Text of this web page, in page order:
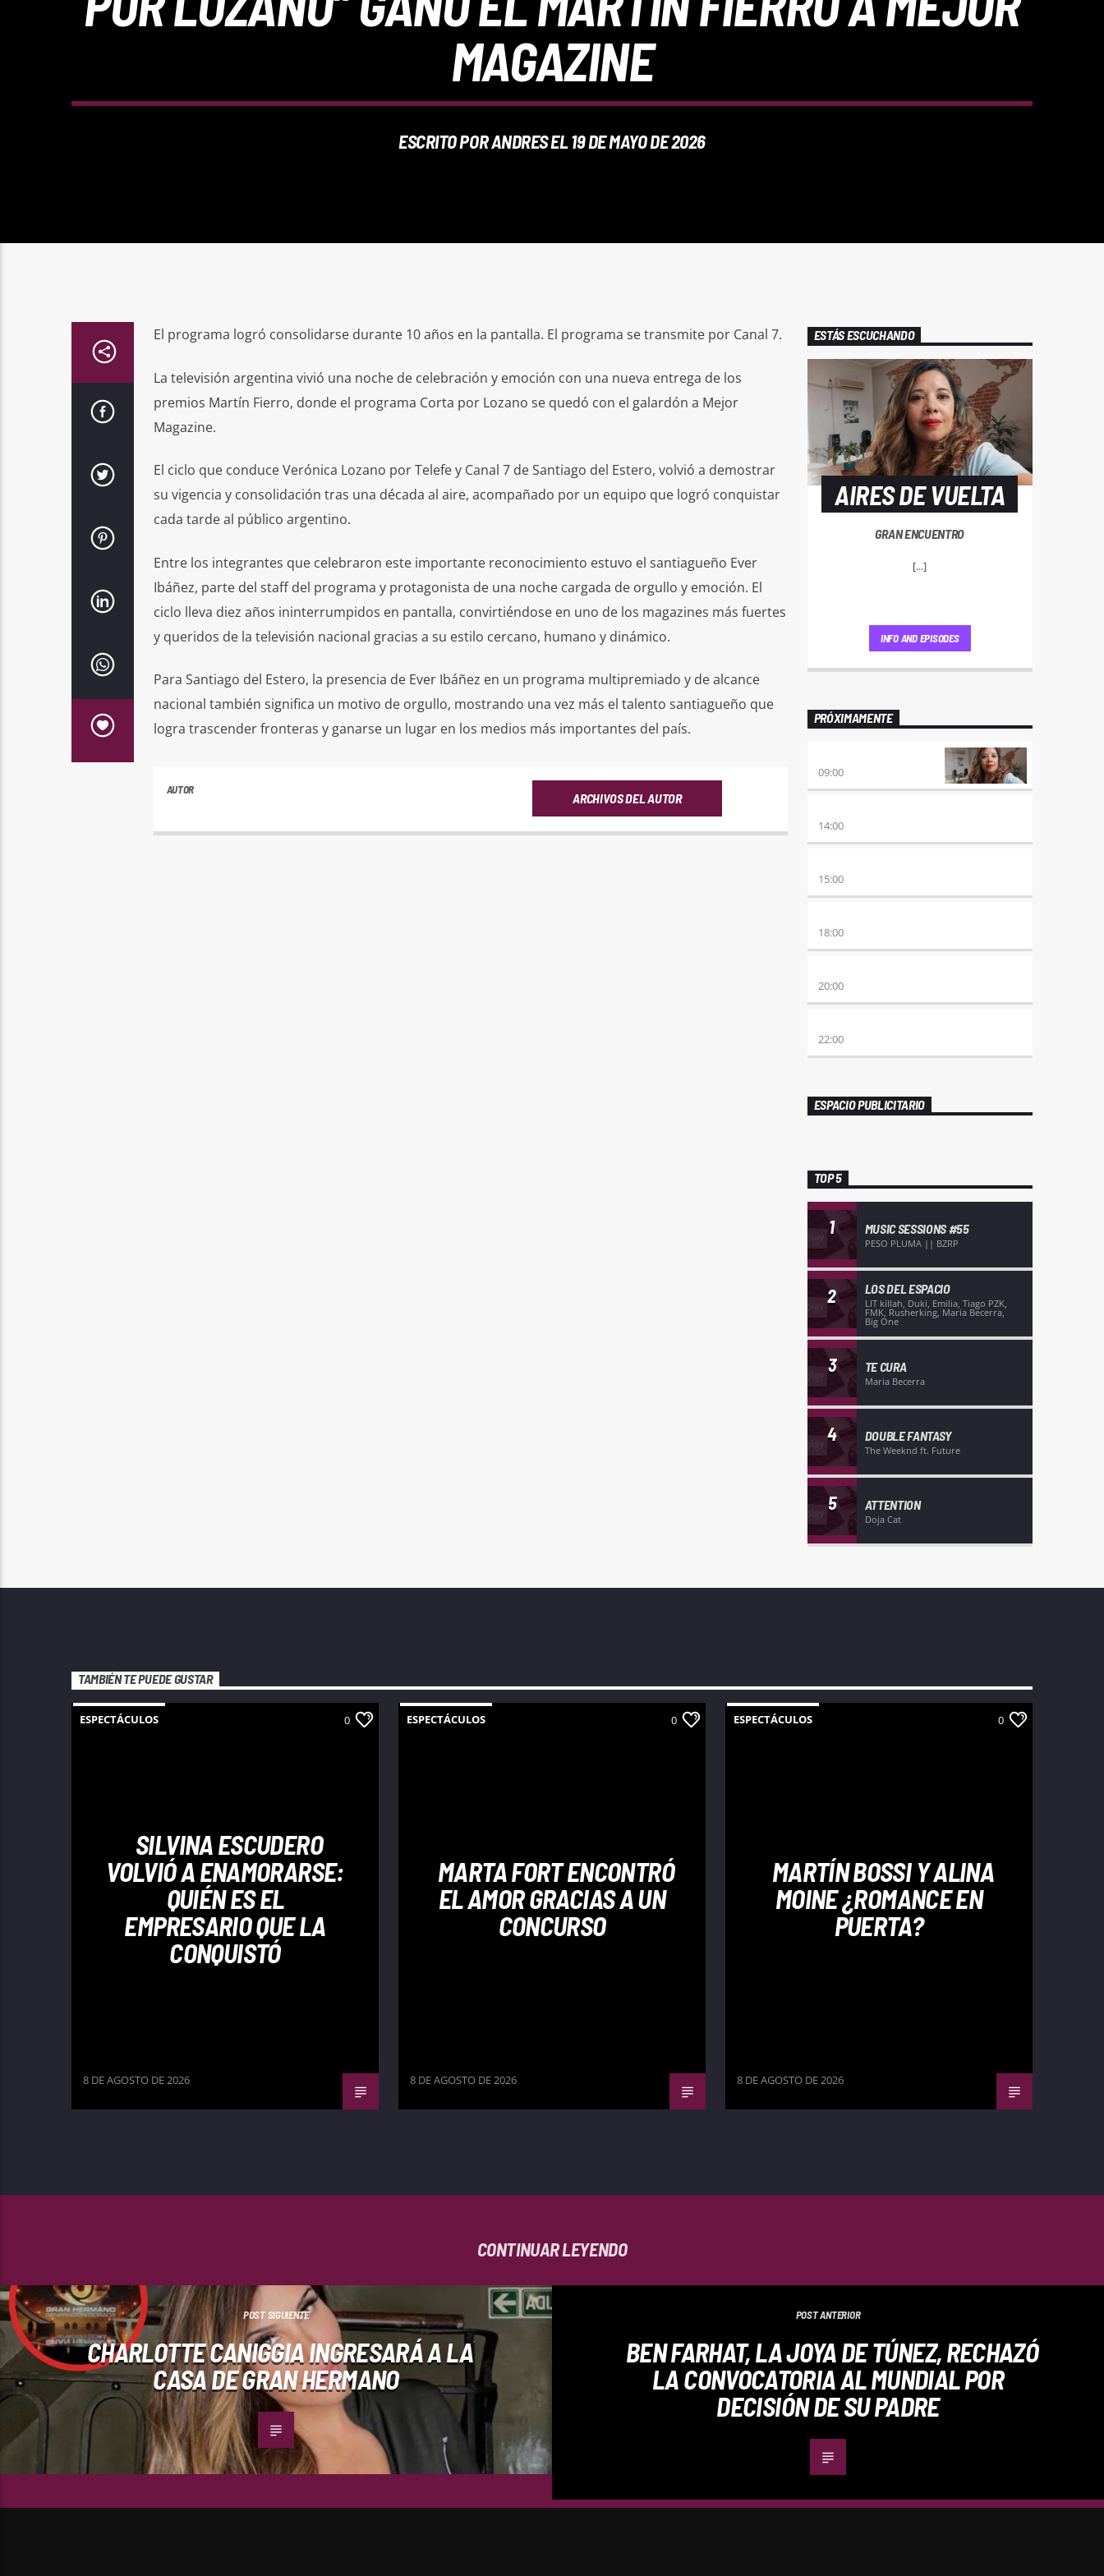
MAGAZINE
ESCRITO PORANDRESEL 19 DE MAYO DE 2026
El programa logró consolidarse durante 10 años en la pantalla. El programa se transmite por Canal 7.
La televisión argentina vivió una noche de celebración y emoción con una nueva entrega de los
premios Martín Fierro, donde el programa Corta por Lozano se quedó con el galardón a Mejor
Magazine.
El ciclo que conduce Verónica Lozano por Telefe y Canal 7 de Santiago del Estero, volvió a demostrar
su vigencia y consolidación tras una década al aire, acompañado por un equipo que logró conquistar
cada tarde al público argentino.
Entre los integrantes que celebraron este importante reconocimiento estuvo el santiagueño Ever
Ibáñez, parte del staff del programa y protagonista de una noche cargada de orgullo y emoción. El
ciclo lleva diez años ininterrumpidos en pantalla, convirtiéndose en uno de los magazines más fuertes
y queridos de la televisión nacional gracias a su estilo cercano, humano y dinámico.
Para Santiago del Estero, la presencia de Ever Ibáñez en un programa multipremiado y de alcance
nacional también significa un motivo de orgullo, mostrando una vez más el talento santiagueño que
logra trascender fronteras y ganarse un lugar en los medios más importantes del país.
AUTOR
ARCHIVOS DEL AUTOR
ESTÁS ESCUCHANDO
AIRES DE VUELTA
GRAN ENCUENTRO
[...]
INFO AND EPISODES
PRÓXIMAMENTE
09:00
14:00
15:00
18:00
20:00
22:00
ESPACIO PUBLICITARIO
TOP 5
1 MUSIC SESSIONS #55
PESO PLUMA || BZRP
2 LOS DEL ESPACIO
LIT killah, Duki, Emilia, Tiago PZK,
FMK, Rusherking, Maria Becerra,
Big One
3 TE CURA
Maria Becerra
4 DOUBLE FANTASY
The Weeknd ft. Future
5 ATTENTION
Doja Cat
TAMBIÉN TE PUEDE GUSTAR
ESPECTÁCULOS 0
SILVINA ESCUDERO
VOLVIÓ A ENAMORARSE:
QUIÉN ES EL
EMPRESARIO QUE LA
CONQUISTÓ
8 DE AGOSTO DE 2026
ESPECTÁCULOS 0
MARTA FORT ENCONTRÓ
EL AMOR GRACIAS A UN
CONCURSO
8 DE AGOSTO DE 2026
ESPECTÁCULOS 0
MARTÍN BOSSI Y ALINA
MOINE ¿ROMANCE EN
PUERTA?
8 DE AGOSTO DE 2026
CONTINUAR LEYENDO
POST SIGUIENTE
CHARLOTTE CANIGGIA INGRESARÁ A LA
CASA DE GRAN HERMANO
POST ANTERIOR
BEN FARHAT, LA JOYA DE TÚNEZ, RECHAZÓ
LA CONVOCATORIA AL MUNDIAL POR
DECISIÓN DE SU PADRE